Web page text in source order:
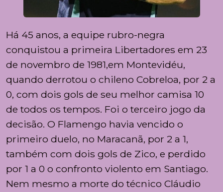
Há 45 anos, a equipe rubro-negra
conquistou a primeira Libertadores em 23
de novembro de 1981,em Montevidéu,
quando derrotou o chileno Cobreloa, por 2 a
0, com dois gols de seu melhor camisa 10
de todos os tempos. Foi o terceiro jogo da
decisão. O Flamengo havia vencido o
primeiro duelo, no Maracanã, por 2 a 1,
também com dois gols de Zico, e perdido
por 1 a 0 o confronto violento em Santiago.
Nem mesmo a morte do técnico Cláudio